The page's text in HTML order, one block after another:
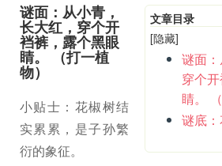
文章目录
[隐藏]
谜面：
穿个
睛。
谜底
谜面：从小青，
长大红，穿个开
裆裤，露个黑眼
睛。 （打一植
物）
小贴士：花椒树结
实累累，是子孙繁
衍的象征。